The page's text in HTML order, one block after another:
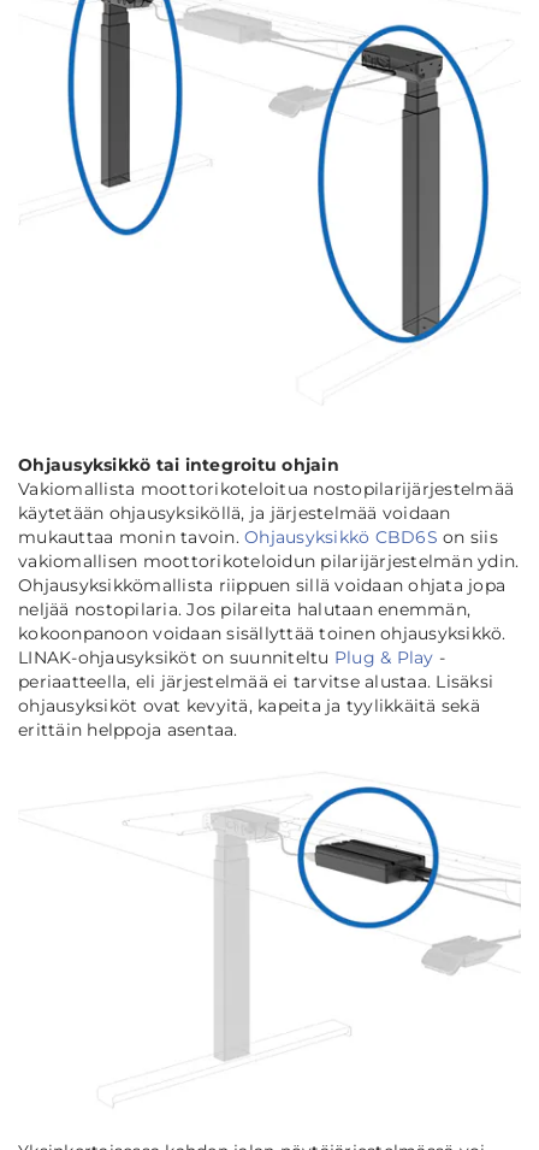
Ohjausyksikkö tai integroitu ohjain
Vakiomallista moottorikoteloitua nostopilarijärjestelmää
käytetään ohjausyksiköllä, ja järjestelmää voidaan
mukauttaa monin tavoin. Ohjausyksikkö CBD6S on siis
vakiomallisen moottorikoteloidun pilarijärjestelmän ydin.
Ohjausyksikkömallista riippuen sillä voidaan ohjata jopa
neljää nostopilaria. Jos pilareita halutaan enemmän,
kokoonpanoon voidaan sisällyttää toinen ohjausyksikkö.
LINAK-ohjausyksiköt on suunniteltu Plug & Play -
periaatteella, eli järjestelmää ei tarvitse alustaa. Lisäksi
ohjausyksiköt ovat kevyitä, kapeita ja tyylikkäitä sekä
erittäin helppoja asentaa.